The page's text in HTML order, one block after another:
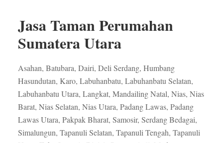
Jasa Taman Perumahan
Sumatera Utara
Asahan, Batubara, Dairi, Deli Serdang, Humbang
Hasundutan, Karo, Labuhanbatu, Labuhanbatu Selatan,
Labuhanbatu Utara, Langkat, Mandailing Natal, Nias, Nias
Barat, Nias Selatan, Nias Utara, Padang Lawas, Padang
Lawas Utara, Pakpak Bharat, Samosir, Serdang Bedagai,
Simalungun, Tapanuli Selatan, Tapanuli Tengah, Tapanuli